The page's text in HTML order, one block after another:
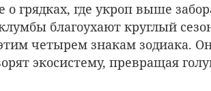
о грядках, где укроп выше
благоухают круглый
четырем знакам зодиака.
экосистему, превращая